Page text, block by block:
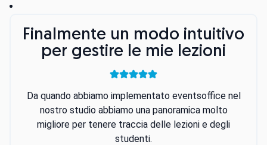
Finalmente un modo intuitivo
per gestire le mie lezioni
Da quando abbiamo implementato eventsoffice nel
nostro studio abbiamo una panoramica molto
migliore per tenere traccia delle lezioni e degli
studenti.